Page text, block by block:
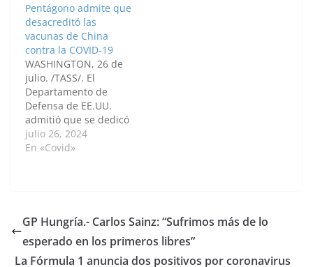
filtrados en función de
cada país por
separado, entre otras
funciones. Hasta el
momento, Twitter
hacía…
Pentágono admite que
desacreditó las
vacunas de China
contra la COVID-19
WASHINGTON, 26 de
julio. /TASS/. El
Departamento de
Defensa de EE.UU.
admitió que se dedicó
en Filipinas a
desacreditar la vacuna
documento
gubernamental que
aún no se ha hecho
público. "Es cierto que
julio 26, 2024
En «Covid»
GP Hungría.- Carlos Sainz: “Sufrimos más de lo
esperado en los primeros libres”
La Fórmula 1 anuncia dos positivos por coronavirus